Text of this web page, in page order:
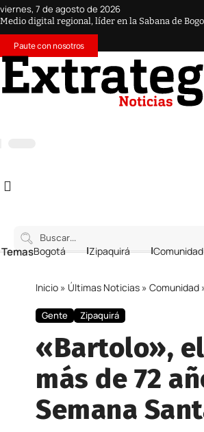
viernes, 7 de agosto de 2026
Medio digital regional, líder en la Sabana de
Paute con nosotros
Bogotá Zipaquirá Comunidad
Inicio » Últimas Noticias » Comunidad
Gente Zipaquirá
«Bartolo»,
más de 72
Semana